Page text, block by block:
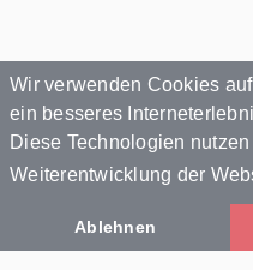
Wir verwenden Cookies
ein besseres
Diese Technologien
Weiterentwicklung der
Ablehnen